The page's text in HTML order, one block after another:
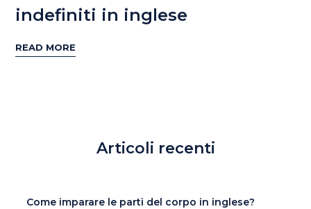
indefiniti in inglese
READ MORE
Articoli recenti
Come imparare le parti del corpo in inglese?